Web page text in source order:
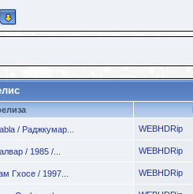
/ Раджкумар... WEBHDRip
/ 1985 /... WEBHDRip
Гхосе / 1997... WEBHDRip